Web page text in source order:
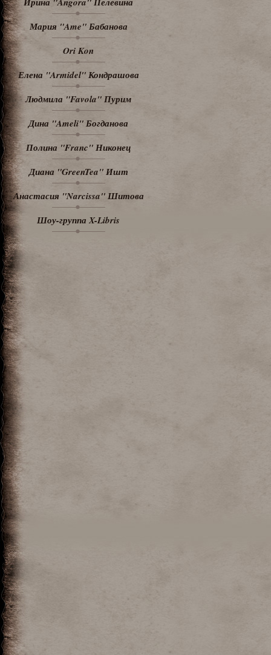
Мария "Ame" Бабанова
Ori Kon
Елена "Armidel" Кондрашова
Людмила "Favola" Пурим
Дина "Ameli" Богданова
Полина "Franc" Никонец
Диана "GreenTea" Ишт
Анастасия "Narcissa" Шитова
Шоу-группа X-Libris